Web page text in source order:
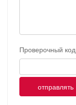
Проверочный код
отправлять